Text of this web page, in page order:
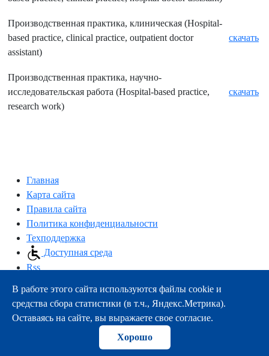
Производственная практика, клиническая (Hospital-
based practice, clinical practice, outpatient doctor
assistant)
скачать
Производственная практика, научно-
исследовательская работа (Hospital-based practice,
research work)
скачать
Главная
Карта сайта
Правила сайта
Политика конфиденциальности
Техподдержка
Доступная среда
Rss
163000, г.Архангельск, пр-т Троицкий, 51
тел.:+7 (8182) 21-11-63
e-mail:info@nsmu.ru
© ФГБОУ ВО СГМУ (г. Архангельск) Минздрава России
В работе этого сайта используются файлы cookie и
средства сбора статистики (в т.ч., Яндекс.Метрика).
Оставаясь на сайте, вы выражаете свое согласие.
Хорошо